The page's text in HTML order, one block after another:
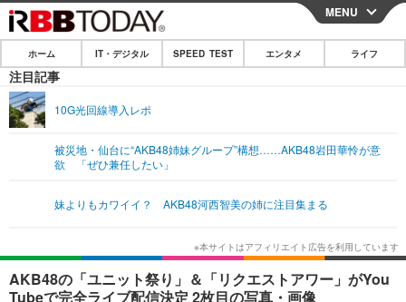
CLOSE
ホーム
IT・デジタル
ネタ
ショッピング その他
エンタメTOP 映画・ドラマ
韓国・芸能
音楽 スポーツ
ライフTOP グルメ
ペット ショッピング
リリース一覧
プッシュ通知の停止方法
MENU
ホーム IT・デジタル SPEED TEST エンタメ ライフ
注目記事
10G光回線導入レポ
被災地・仙台に“AKB48姉妹グループ”構想……AKB48岩田華怜が意
欲 「ぜひ兼任したい」
妹よりもカワイイ？ AKB48河西智美の姉に注目集まる
AKB48の「ユニット祭り」＆「リクエストアワー」がYou
Tubeで完全ライブ配信決定 2枚目の写真・画像